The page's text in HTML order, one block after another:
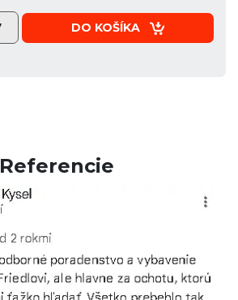
DO KOŠÍKA
Referencie